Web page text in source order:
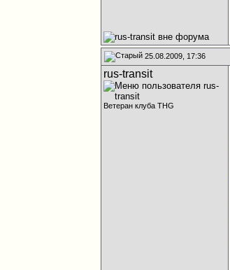
25.08.2009, 17:36
rus-transit
Ветеран клуба THG